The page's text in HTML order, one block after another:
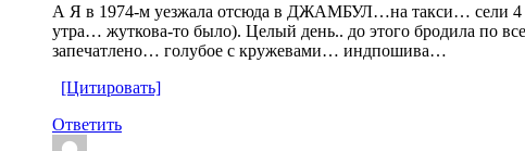
А Я в 1974-м уезжала отсюда в ДЖАМБУЛ…на такси… сели 4
утра… жуткова-то было). Целый день.. до этого бродила по
запечатлено… голубое с кружевами… индпошива…
[Цитировать]
Ответить